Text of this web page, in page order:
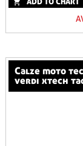
calze moto tecniche sportive invernali compression
verdi xtech